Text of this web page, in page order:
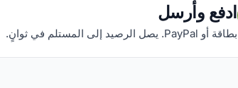
ادفع وأرسل
بطاقة أو PayPal. يصل الرصيد إلى المستلم في ثوانٍ.